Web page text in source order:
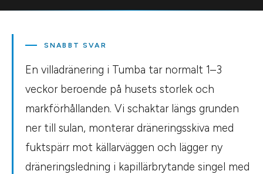
SNABBT SVAR
En villadränering i Tumba tar normalt 1–3
veckor beroende på husets storlek och
markförhållanden. Vi schaktar längs grunden
ner till sulan, monterar dräneringsskiva med
fuktspärr mot källarväggen och lägger ny
dräneringsledning i kapillärbrytande singel med